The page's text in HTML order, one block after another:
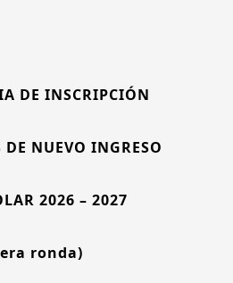
DE INSCRIPCIÓN
NUEVO INGRESO
2026 – 2027
ronda)